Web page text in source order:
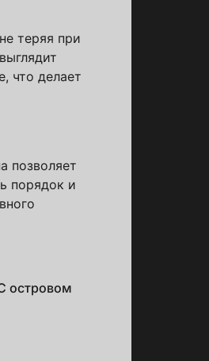
теряя при
что делает
позволяет
порядок и
островом